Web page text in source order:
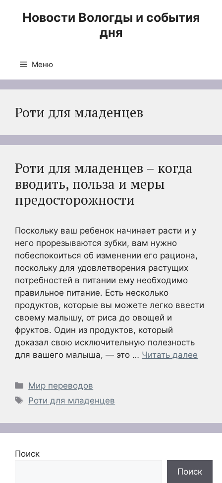
Новости Вологды и события
дня
Меню
Роти для младенцев
Роти для младенцев – когда
вводить, польза и меры
предосторожности
Поскольку ваш ребенок начинает расти и у
него прорезываются зубки, вам нужно
побеспокоиться об изменении его рациона,
поскольку для удовлетворения растущих
потребностей в питании ему необходимо
правильное питание. Есть несколько
продуктов, которые вы можете легко ввести
своему малышу, от риса до овощей и
фруктов. Один из продуктов, который
доказал свою исключительную полезность
для вашего малыша, — это … Читать далее
Рубрики
Мир переводов
Метки
Роти для младенцев
Поиск
Поиск